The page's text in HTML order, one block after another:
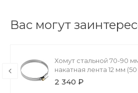
Вас могут
Хомут стальной 70-90
накатная лента 12 мм
ЗУБР Профессионал
2 340 ₽